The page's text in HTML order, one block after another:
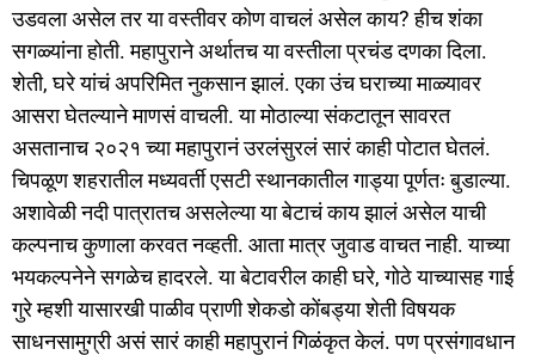
उडवला असेल तर या वस्तीवर कोण वाचलं असेल काय? हीच शंका
सगळ्यांना होती. महापुराने अर्थातच या वस्तीला प्रचंड दणका दिला.
शेती, घरे यांचं अपरिमित नुकसान झालं. एका उंच घराच्या माळ्यावर
आसरा घेतल्याने माणसं वाचली. या मोठाल्या संकटातून सावरत
असतानाच २०२१ च्या महापुरानं उरलंसुरलं सारं काही पोटात घेतलं.
चिपळूण शहरातील मध्यवर्ती एसटी स्थानकातील गाड्या पूर्णतः बुडाल्या.
अशावेळी नदी पात्रातच असलेल्या या बेटाचं काय झालं असेल याची
कल्पनाच कुणाला करवत नव्हती. आता मात्र जुवाड वाचत नाही. याच्या
भयकल्पनेने सगळेच हादरले. या बेटावरील काही घरे, गोठे याच्यासह गाई
गुरे म्हशी यासारखी पाळीव प्राणी शेकडो कोंबड्या शेती विषयक
साधनसामुग्री असं सारं काही महापुरानं गिळंकृत केलं. पण प्रसंगावधान